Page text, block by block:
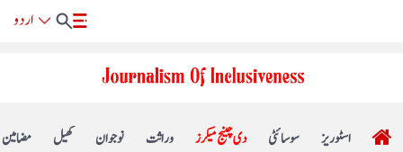
مضامین کھیل نوجوان وراثت دی چینج میکرز سوسائٹی اسٹوریز